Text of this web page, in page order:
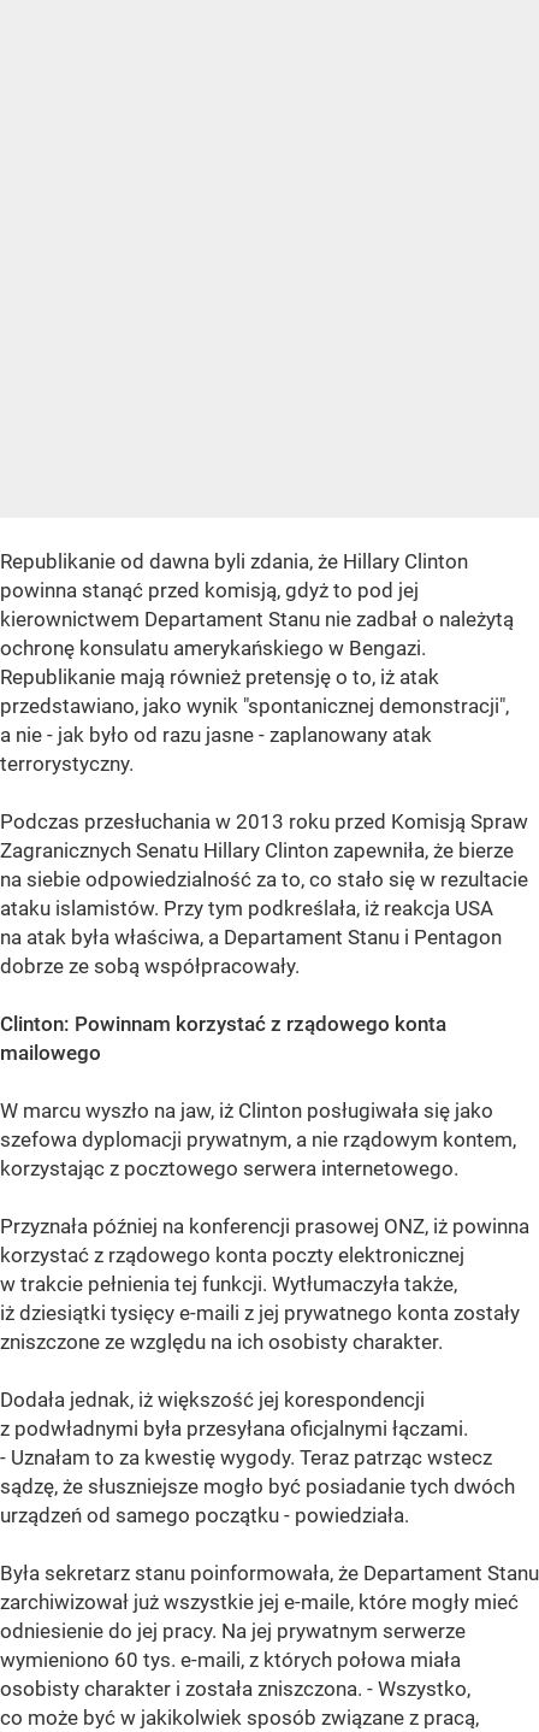
Republikanie od dawna byli zdania, że Hillary Clinton
powinna stanąć przed komisją, gdyż to pod jej
kierownictwem Departament Stanu nie zadbał o należytą
ochronę konsulatu amerykańskiego w Bengazi.
Republikanie mają również pretensję o to, iż atak
przedstawiano, jako wynik "spontanicznej demonstracji",
a nie - jak było od razu jasne - zaplanowany atak
terrorystyczny.
Podczas przesłuchania w 2013 roku przed Komisją Spraw
Zagranicznych Senatu Hillary Clinton zapewniła, że bierze
na siebie odpowiedzialność za to, co stało się w rezultacie
ataku islamistów. Przy tym podkreślała, iż reakcja USA
na atak była właściwa, a Departament Stanu i Pentagon
dobrze ze sobą współpracowały.
Clinton: Powinnam korzystać z rządowego konta
mailowego
W marcu wyszło na jaw, iż Clinton posługiwała się jako
szefowa dyplomacji prywatnym, a nie rządowym kontem,
korzystając z pocztowego serwera internetowego.
Przyznała później na konferencji prasowej ONZ, iż powinna
korzystać z rządowego konta poczty elektronicznej
w trakcie pełnienia tej funkcji. Wytłumaczyła także,
iż dziesiątki tysięcy e-maili z jej prywatnego konta zostały
zniszczone ze względu na ich osobisty charakter.
Dodała jednak, iż większość jej korespondencji
z podwładnymi była przesyłana oficjalnymi łączami.
- Uznałam to za kwestię wygody. Teraz patrząc wstecz
sądzę, że słuszniejsze mogło być posiadanie tych dwóch
urządzeń od samego początku - powiedziała.
Była sekretarz stanu poinformowała, że Departament Stanu
zarchiwizował już wszystkie jej e-maile, które mogły mieć
odniesienie do jej pracy. Na jej prywatnym serwerze
wymieniono 60 tys. e-maili, z których połowa miała
osobisty charakter i została zniszczona. - Wszystko,
co może być w jakikolwiek sposób związane z pracą,